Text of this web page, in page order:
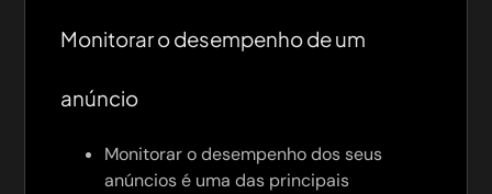
Monitorar o desempenho de um
anúncio
Monitorar o desempenho dos seus
anúncios é uma das principais